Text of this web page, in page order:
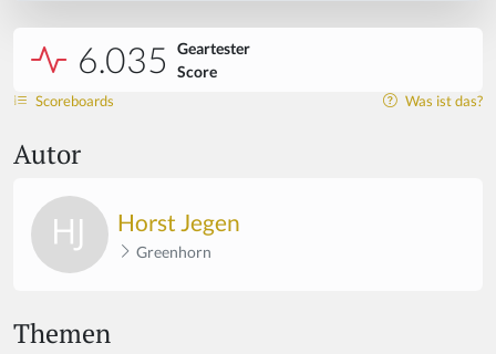
6.035
Geartester
Score
Scoreboards Was ist das?
Autor
Horst Jegen
Greenhorn
Themen